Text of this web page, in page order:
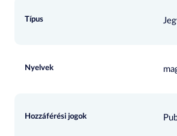
Típus
Nyelvek
Hozzáférési jogok